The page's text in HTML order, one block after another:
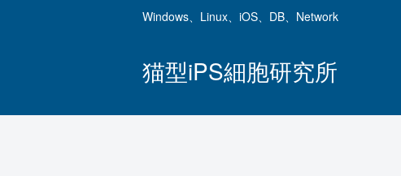
Windows、Linux、iOS、DB、Network
猫型iPS細胞研究所